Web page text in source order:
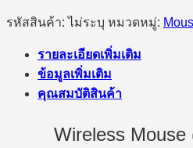
รหัสสินค้า:ไม่ระบุ หมวดหมู่:
รายละเอียดเพิ่มเติม
ข้อมูลเพิ่มเติม
คุณสมบัติสินค้า
Wireless Mouse